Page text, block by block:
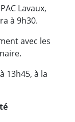
Lavaux,
à 9h30.
avec les
13h45, à la